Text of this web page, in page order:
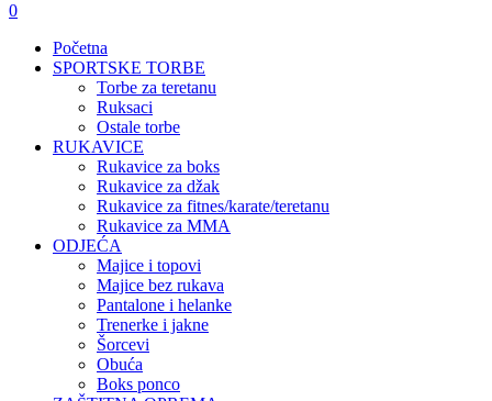
0
Početna
SPORTSKE TORBE
Torbe za teretanu
Ruksaci
Ostale torbe
RUKAVICE
Rukavice za boks
Rukavice za džak
Rukavice za fitnes/karate/teretanu
Rukavice za MMA
ODJEĆA
Majice i topovi
Majice bez rukava
Pantalone i helanke
Trenerke i jakne
Šorcevi
Obuća
Boks ponco